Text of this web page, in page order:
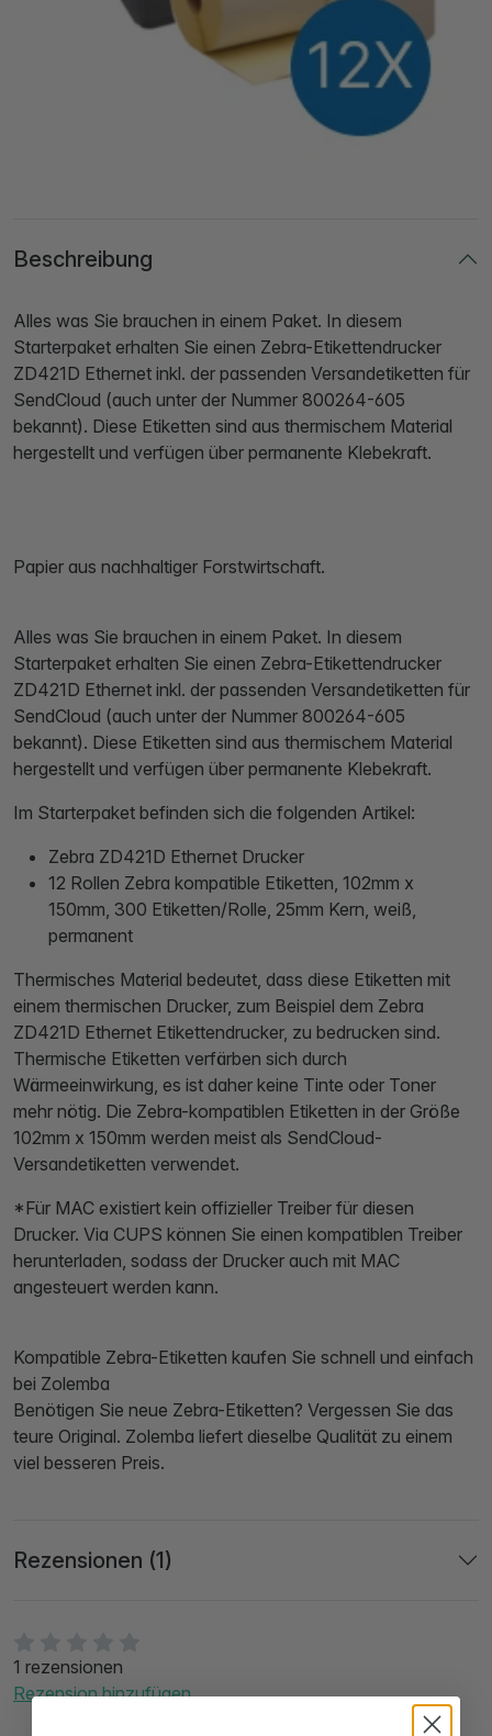
1 rezensionen
Rezension hinzufügen
Beschreibung
Alles was Sie brauchen in einem Paket. In diesem
Starterpaket erhalten Sie einen Zebra-Etikettendrucker
ZD421D Ethernet inkl. der passenden Versandetiketten für
SendCloud (auch unter der Nummer 800264-605
bekannt). Diese Etiketten sind aus thermischem Material
hergestellt und verfügen über permanente Klebekraft.
Papier aus nachhaltiger Forstwirtschaft.
Alles was Sie brauchen in einem Paket. In diesem
Starterpaket erhalten Sie einen Zebra-Etikettendrucker
ZD421D Ethernet inkl. der passenden Versandetiketten für
SendCloud (auch unter der Nummer 800264-605
bekannt). Diese Etiketten sind aus thermischem Material
hergestellt und verfügen über permanente Klebekraft.
Im Starterpaket befinden sich die folgenden Artikel:
Zebra ZD421D Ethernet Drucker
12 Rollen Zebra kompatible Etiketten, 102mm x
150mm, 300 Etiketten/Rolle, 25mm Kern, weiß,
permanent
Thermisches Material bedeutet, dass diese Etiketten mit
einem thermischen Drucker, zum Beispiel dem Zebra
ZD421D Ethernet Etikettendrucker, zu bedrucken sind.
Thermische Etiketten verfärben sich durch
Wärmeeinwirkung, es ist daher keine Tinte oder Toner
mehr nötig. Die Zebra-kompatiblen Etiketten in der Größe
102mm x 150mm werden meist als SendCloud-
Versandetiketten verwendet.
*Für MAC existiert kein offizieller Treiber für diesen
Drucker. Via CUPS können Sie einen kompatiblen Treiber
herunterladen, sodass der Drucker auch mit MAC
angesteuert werden kann.
Kompatible Zebra-Etiketten kaufen Sie schnell und einfach
bei Zolemba
Benötigen Sie neue Zebra-Etiketten? Vergessen Sie das
teure Original. Zolemba liefert dieselbe Qualität zu einem
viel besseren Preis.
Rezensionen (1)